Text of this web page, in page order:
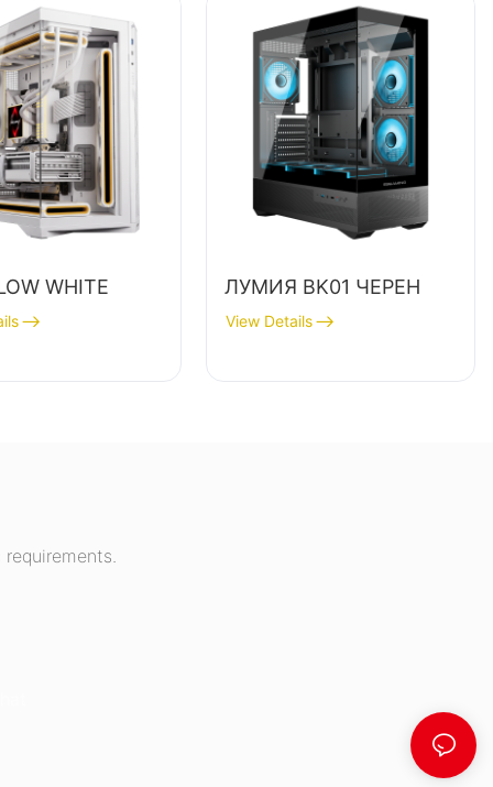
WHITE ЛУМИЯ BK01 ЧЕРЕН
View Details